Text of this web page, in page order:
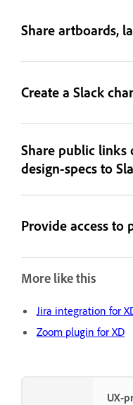
Share artboards,
Create a Slack
Share public links
design-specs to
Provide access to
More like this
Jira integration for
Zoom plugin for XD
UX-